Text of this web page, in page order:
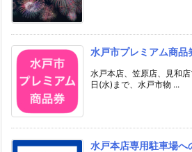
水戸市プレミアム商品
水戸本店、笠原店、見和
日(水)まで、水戸市物 ...
水戸本店専用駐車場へ